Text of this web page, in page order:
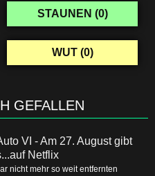
STAUNEN (0)
WUT (0)
GEFALLEN
VI - Am 27. August gibt
Netflix
nicht mehr so weit entfernten